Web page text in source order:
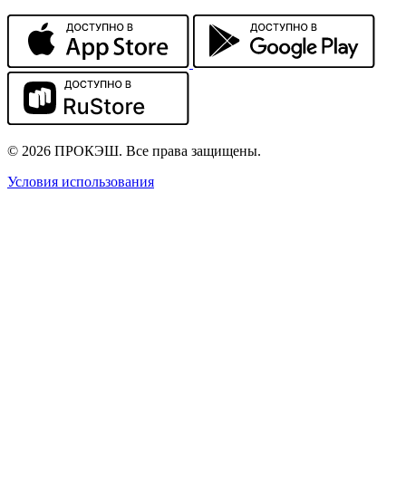
© 2026 ПРОКЭШ. Все права защищены.
Условия использования